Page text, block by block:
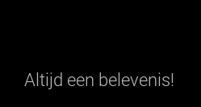
Altijd een belevenis!